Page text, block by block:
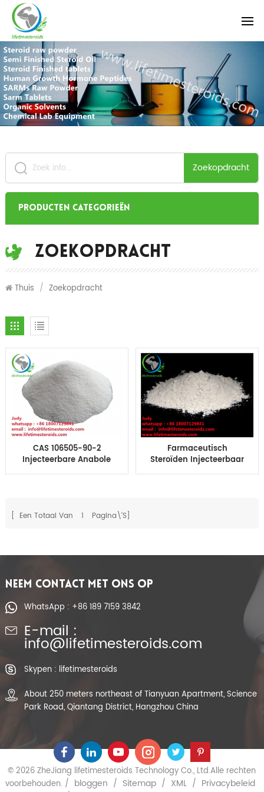
Zoekopdracht
Producten categorieën
Zoekopdracht
Thuis / Zoekopdracht
CAS 106505-90-2
Injecteerbare Anabole
Steroid Hormonen
Farmaceutisch
Steroïden Injecteerbaar
Boldenone Poeder
[ Een Totaal Van 1 Pagina\'s]
NEEM CONTACT MET ONS OP
WhatsApp : +86 189 7159 3842
E-mail :
info@lifetimesteroids.com
Skypen : lifetimesteroids
About 250 meters northeast of Tianyuan Apartment, Science
Park Road, Qiantang District, Hangzhou China
© 2026 ZheJiang lifetimesteroids Technology Co., Ltd.Alle rechten
voorbehouden. / bloggen / Sitemap / XML / Privacybeleid